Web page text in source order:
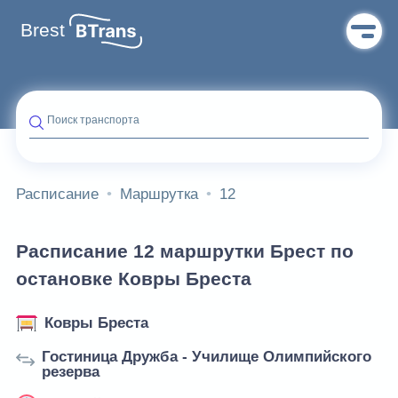
Brest
Поиск транспорта
Расписание Маршрутка 12
Расписание 12 маршрутки Брест по
остановке Ковры Бреста
Ковры Бреста
Гостиница Дружба - Училище Олимпийского
резерва